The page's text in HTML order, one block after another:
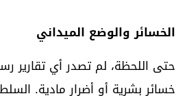
الخسائر والوضع الميداني
حتى اللحظة، لم تصدر أي تقارير
خسائر بشرية أو أضرار مادية.